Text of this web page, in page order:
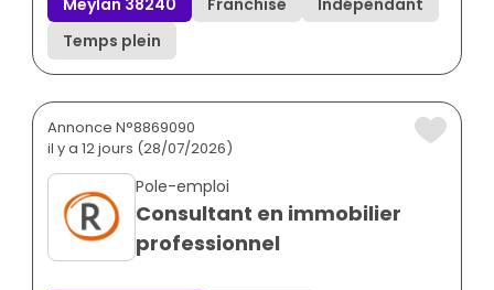
Temps plein
Annonce N°8869090
il y a 12 jours (28/07/2026)
Pole-emploi
Consultant en immobilier
professionnel